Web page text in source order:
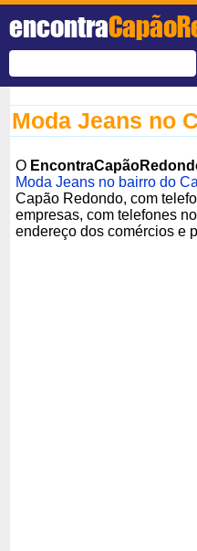
encontra
Moda Jeans no
O
Moda Jeans no bairro do
Capão Redondo, com
empresas, com telefones
endereço dos comércios e